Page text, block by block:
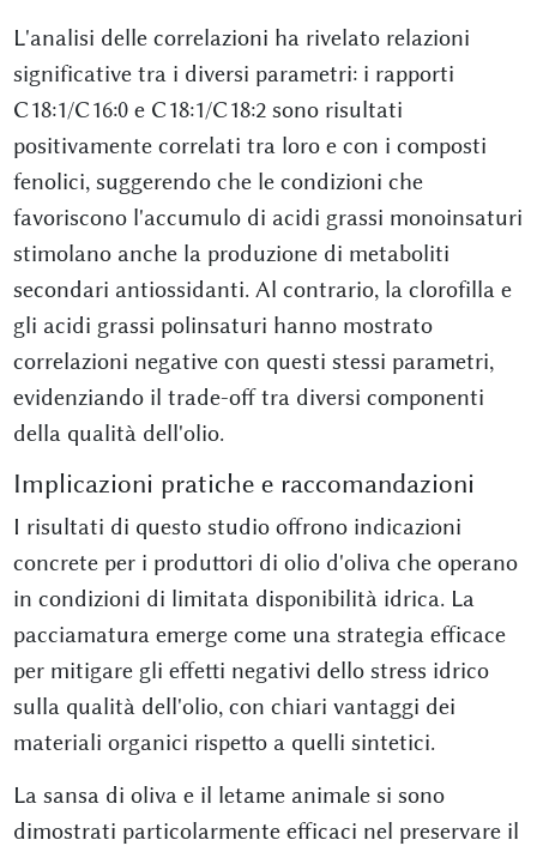
L'analisi delle correlazioni ha rivelato relazioni
significative tra i diversi parametri: i rapporti
C18:1/C16:0 e C18:1/C18:2 sono risultati
positivamente correlati tra loro e con i composti
fenolici, suggerendo che le condizioni che
favoriscono l'accumulo di acidi grassi monoinsaturi
stimolano anche la produzione di metaboliti
secondari antiossidanti. Al contrario, la clorofilla e
gli acidi grassi polinsaturi hanno mostrato
correlazioni negative con questi stessi parametri,
evidenziando il trade-off tra diversi componenti
della qualità dell'olio.
Implicazioni pratiche e raccomandazioni
I risultati di questo studio offrono indicazioni
concrete per i produttori di olio d'oliva che operano
in condizioni di limitata disponibilità idrica. La
pacciamatura emerge come una strategia efficace
per mitigare gli effetti negativi dello stress idrico
sulla qualità dell'olio, con chiari vantaggi dei
materiali organici rispetto a quelli sintetici.
La sansa di oliva e il letame animale si sono
dimostrati particolarmente efficaci nel preservare il